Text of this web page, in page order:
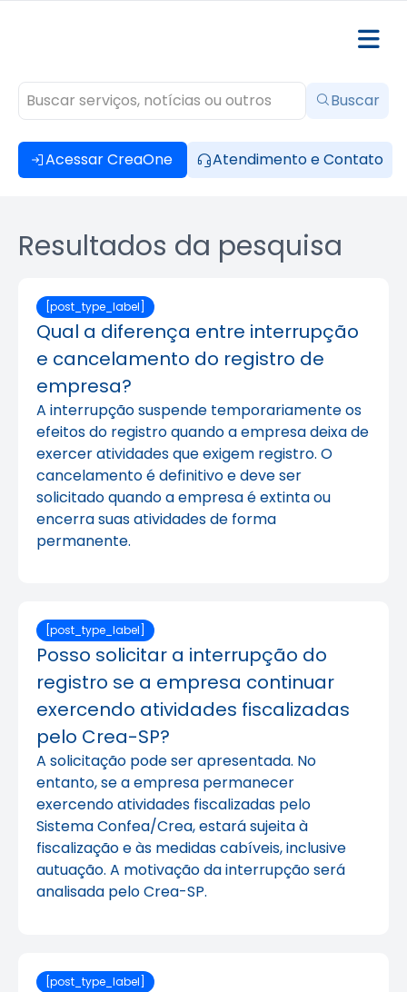
Acessar CreaOne Atendimento e Contato
Buscar
Resultados da pesquisa
[post_type_label]
Qual a diferença entre interrupção
e cancelamento do registro de
empresa?
A interrupção suspende temporariamente os
efeitos do registro quando a empresa deixa de
exercer atividades que exigem registro. O
cancelamento é definitivo e deve ser
solicitado quando a empresa é extinta ou
encerra suas atividades de forma
permanente.
[post_type_label]
Posso solicitar a interrupção do
registro se a empresa continuar
exercendo atividades fiscalizadas
pelo Crea-SP?
A solicitação pode ser apresentada. No
entanto, se a empresa permanecer
exercendo atividades fiscalizadas pelo
Sistema Confea/Crea, estará sujeita à
fiscalização e às medidas cabíveis, inclusive
autuação. A motivação da interrupção será
analisada pelo Crea-SP.
[post_type_label]